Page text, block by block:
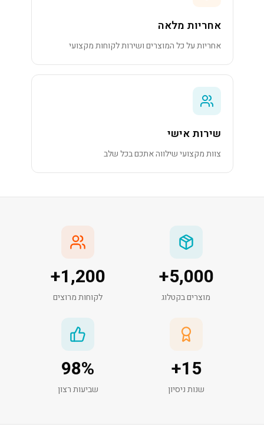
אחריות מלאה
אחריות על כל המוצרים ושירות לקוחות מקצועי
שירות אישי
צוות מקצועי שילווה אתכם בכל שלב
5,000
+
מוצרים בקטלוג
1,200
+
לקוחות מרוצים
15
+
שנות ניסיון
98%
שביעות רצון